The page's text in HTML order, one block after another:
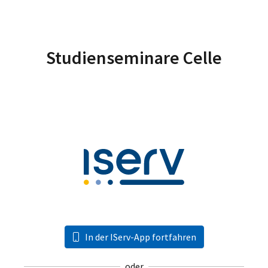
Studienseminare Celle
In der IServ-App fortfahren